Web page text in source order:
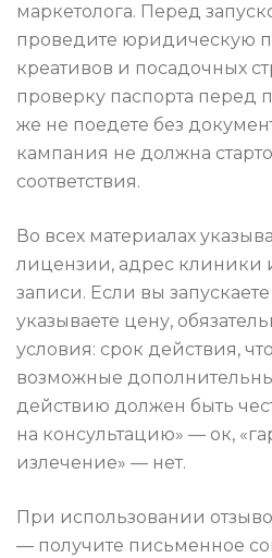
маркетолога. Перед
проведите юридическую
креативов и посадочных
проверку паспорта перед
же не поедете без
кампания не должна
соответствия.
Во всех материалах
лицензии, адрес клиники
записи. Если вы
указываете цену,
условия: срок действия,
возможные
действию должен быть
на консультацию» — ок,
излечение» — нет.
При использовании
— получите письменное